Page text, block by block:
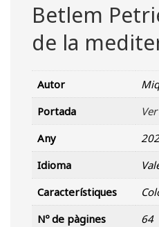
Betlem
de la
Autor
Portada
Any
Idioma
Característiques
Nº de pàgines
64